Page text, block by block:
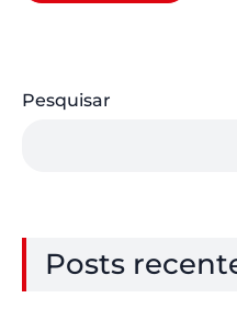
Pesquisar
Posts